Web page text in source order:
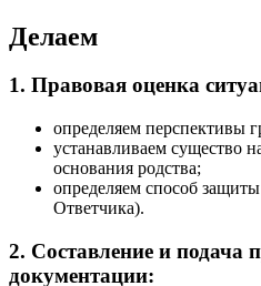
Делаем
1. Правовая оценка
определяем перспективы
устанавливаем существо
основания родства;
определяем способ
Ответчика).
2. Составление и подача
документации: